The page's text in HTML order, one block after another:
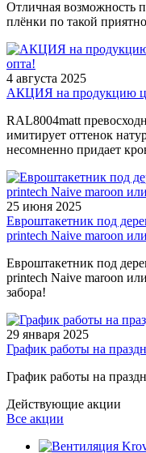
Отличная возможность
плёнки по такой
4 августа 2025
АКЦИЯ на продукцию
RAL8004matt
имитирует оттенок
несомненно придает
25 июня 2025
Евроштакетник под
printech Naive maroon
Евроштакетник под
printech Naive maroon
забора!
29 января 2025
График работы на
График работы на
Действующие акции
Все акции